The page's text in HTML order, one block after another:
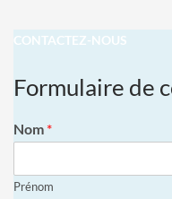
CONTACTEZ-NOUS
Formulaire de
Nom *
Prénom